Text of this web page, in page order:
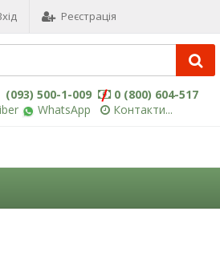
Реєстрація
(093) 500-1-009
0 (800) 604-517
WhatsApp Контакти...